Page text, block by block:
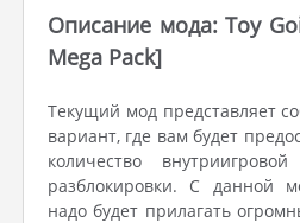
Описание мода: Toy
Mega Pack]
Текущий мод представляет
вариант, где вам будет
количество
разблокировки. С данной
надо будет прилагать